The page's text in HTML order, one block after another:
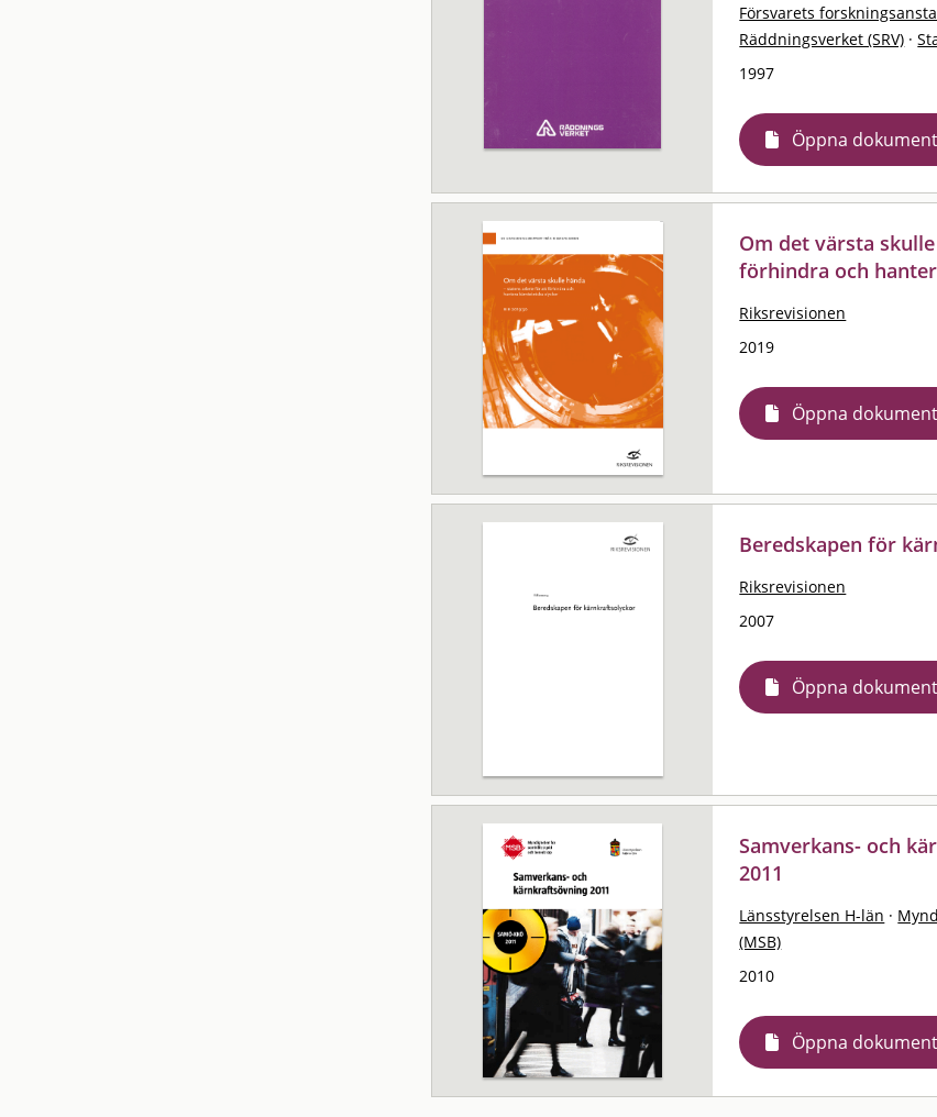
Försvarets
Räddningsverket (SRV) ·
1997
Öppna dokument
Om det värsta
förhindra och
Riksrevisionen
2019
Öppna dokument
Beredskapen för
Riksrevisionen
2007
Öppna dokument
Samverkans- och
2011
Länsstyrelsen H-län ·
(MSB)
2010
Öppna dokument